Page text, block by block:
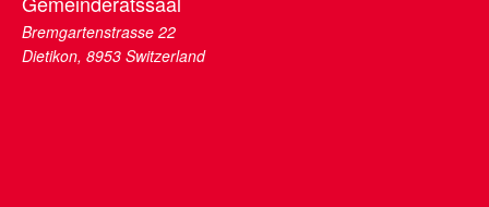
Bremgartenstrasse 22
Dietikon, 8953 Switzerland